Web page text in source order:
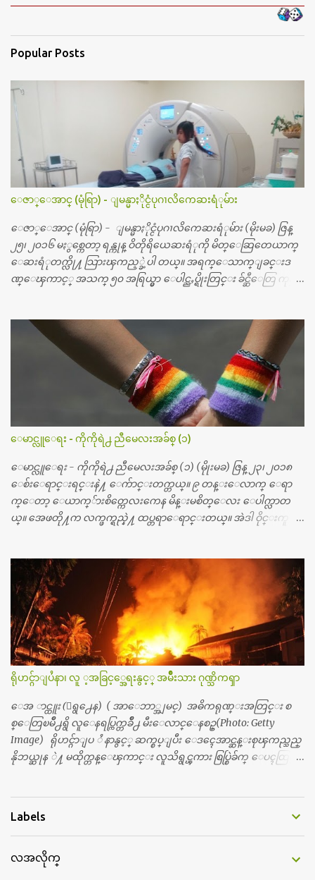
Popular Posts
ေဇာ္ေအာင္ (မုံရြာ) - ျမန္မာႏိုင္ငံပုဂၢလိကေဆးရံုမ်ား
ေဇာ္ေအာင္ (မုံရြာ) - ျမန္မာႏိုင္ငံပုဂၢလိကေဆးရံုမ်ား (မိုးမခ) ဇြန္
၂၅၊ ၂၀၁၆ မႏွစ္ကေတာ့ ရန္ကုန္ ဝိတိုရိယေဆးရံုကို မိတ္ေဆြတေယာက္
ေဆးရံုတက္လို႔ သြားၾကည့္ခဲ့ပါ တယ္။ အရက္ေသာက္ျခင္းဒ
ဏ္ေၾကာင့္ အသက္ ၅၀ အရြယ္မွာ ေပါင္ညႇပ္ရိုးတြင္း ခ်င္ဆီေတြ ကုန္ခ
စၿပီး၊ အာရွေတာ္ဝင္ခြဲစိတ္ခန္းကို ငွားရမ္းခြဲစိတ္ အရိုးအစားထိုးကုပါတ
ယ္။ ေဆးစစ္၊ေဆးဝယ္၊ ခြဲစိတ္ကု၊ အရိုးအစားထိုးပစၥည္း စတဲ့စရိ
တ္ေတြနဲ႔ေဆးရံုမွာ ၂ ပတ္ေနထိုင္စရိတ္ သိန္း ၇၀ ေလာက္ ကုန္သြား
ပါတယ္။ သူငယ္ခ်င္းျဖစ္သူကို လာေတြ႔ရင္း ဟိုတယ္လို သန္႔ရွင္းသ
ပ္ရပ္တဲ့ ဝိတိုရိယေဆးရံုမွာ စီတီစကင္ နဲ႔ အမ္အာအိုင္1 စက္ခန္းကိုေ
တြ႔လို႔ေမးၾကည့္ေတာ့ တခါစမ္းရင္ က်ပ္တသိန္းေက်ာ္ က်သင့္
တယ္သိရပါတယ္။ တခါတေလ ကိုယ္လက္ေျခ၊ ဦးေႏွာက္ေတြ အေသး
စိတ္ၾကည့္လိုရင္ ဒီစက္ၾကီးေတြနဲ႔ စမ္းသပ္ရပါတယ္။ ခႏၱာကိုယ္အစိတ္ပို
င္း ကလီစာေတြကိုၾကည့္ရႈတဲ့ အာလထရာေဆာင္း2 စက္ေတြ
ကေတာ့ ေစ်းသိပ္မႀကီးလို႔ ျမန္မာျပည္ေဆးရံုတိုင္းရွိပါတယ္။
တစ္ခါစမ္းရင္ က်ပ္တစ္ေသာင္းေလာက္ က်သင့္ပါတယ္။ စာေရးသူ လြ
န္ခဲ့တဲ့ (၂)...
ေမာင္လူေရး - ကိုကိုရဲ႕ ညီမေလးအခ်စ္ (၁)
ေမာင္လူေရး - ကိုကိုရဲ႕ ညီမေလးအခ်စ္ (၁) (မိုုးမခ) ဇြန္ ၂၃၊ ၂၀၁၈
ေစ်းေရာင္းရင္းနဲ႔ ေက်ာင္းတက္တယ္။ ၉ တန္းေလာက္ ေရာ
က္ေတာ့ ေယာက္်ားစိတ္ကေလးကေန မိန္းမစိတ္ေလး ေပါက္လာတ
ယ္။ အေဖတို႔က လက္ဖက္ရည္နဲ႔ ထပ္တရာေရာင္းတယ္။ အဲဒါ ဝိုင္းကူ
တယ္။ ပန္းပန္တယ္။ မိန္းကေလး အဝတ္အစားေတြကိုလည္း ခုိးဝတ္တ
ယ္။ မိန္းမစိတ္ရွိေတာ့ ရွိေပမယ့္ ကိုယ့္ကိုယ္ကို မိန္းမစိတ္ေပါက္မွန္း
သိတာက ၉ တန္း၊ ၁၀ တန္းေလာက္ကမွ။ ညီအစ္ကို ေမာင္နွမ အားလံုး ၆
ေယာက္ရွိတယ္။ အစ္ကို ၃ ေယာက္၊ အစ္မ ႏွစ္ေယာက္။ အစ္ကိုေတြက
လည္း သူ႔ အေပါင္းအသင္းနဲ႔ သူဆိုေတာ့ အမေတြနဲ႔ဘဲ ေပါ
င္းတယ္။ ျပီးေတာ့ အေဖကလည္း ေယာက္်ားဆုိ ေယာ
က္်ားေလးလုိဘဲ ေနေစခ်င္တယ္။ အေဖ့ကို ေၾကာက္လည္း ေၾကာ
က္ရတယ္။ ေယာက္်ားဘဝဆုိတာ ျမင့္ျမတ္တယ္ေပါ့။ ေယာ
က္်ားေလး စိတ္လည္း ရွိေအာင္ ဘာသာေရးလည္း လုိက္စားေအာင္
တန္ခူးလဆုိ တစ္လလံုး ကိုရင္ ဝတ္ခုိင္းတယ္။ ေက်ာင္းမွာဆုိရင္ ေ
ယာက္်ားေလးေတြက ကိုယ့္ကို ဘာပဲျဖစ္ျဖစ္ မၾကားတၾကား စ
ရင္စတယ္။ အေျခာက္ ဘာညာေပါ့၊ အာ့့လုိေလးေတြ စတာေပါ့။
ရိုဟင္ဂ်ာျပႆနာ၊ လူ ့အခြင့္အေရးနွင့္ အမ်ိဳးသား ဂုဏ္သိကၡာ
ေအ ာင္ထူး (ေရွ႕ေန) ( အာေဘာ္အျမင္) အဓိကရုဏ္းအတြင္း စ
စ္ေတြၿမိဳ႕ရွိ လူေနရပ္ကြက္တခ်ိဳ႕ မီးေလာင္ေနစဥ္(Photo: Getty
Image) ရိုဟင္ဂ်ာျပ ႆ နာနွင့္ ဆက္စပ္ျပီး ေဒၚေအာင္ဆန္းစုၾကည္သည္
နိုဘယ္ဆုန ဲ႔ မထိုက္တန္ေၾကာင္း လူသိရွင္ၾကား စြပ္စြဲခ်က္ ေပၚထြက္လာ
စ္ေနပံုမ်ား၊ ဘဂၤလားေဒ႕ရွ္ နိုင္ငံဘက္သုိ႕ ေလွျဖင့္ကူးေျပးရန္
ထုပ္ တေယာက္ တထုပ္ ေ ပး၍ ေရထဲ သို႔ ျပန္ ေ မာင္းထုတ္လိုက္သျ
Labels
လအလိုက္